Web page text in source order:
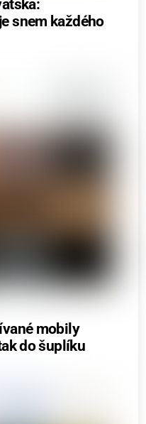
snem každého
mobily
do šuplíku